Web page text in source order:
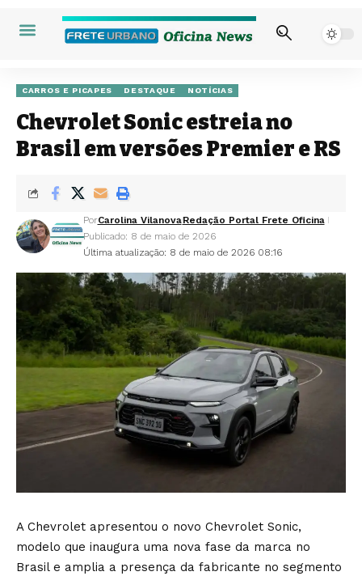
CARROS E PICAPES DESTAQUE NOTÍCIAS
Chevrolet Sonic estreia no
Brasil em versões Premier e RS
Última atualização: 8 de maio de 2026 08:16
PorCarolina VilanovaRedação Portal Frete Oficina
Publicado: 8 de maio de 2026
A Chevrolet apresentou o novo Chevrolet Sonic,
modelo que inaugura uma nova fase da marca no
Brasil e amplia a presença da fabricante no segmento